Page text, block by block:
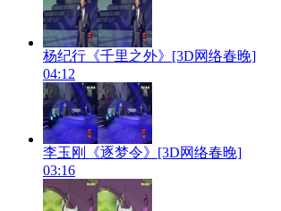
杨纪行《千里之外》[3D网络春晚]
04:12
李玉刚《逐梦令》[3D网络春晚]
03:16